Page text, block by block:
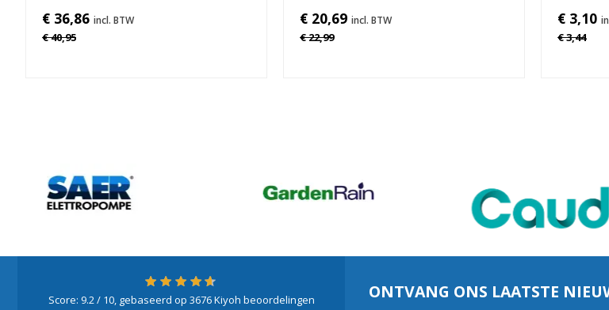
€ 36,86
€ 40,95
€ 20,69
€ 22,99
€ 3,10
€ 3,44
Score: 9.2/ 10, gebaseerd op 3676Kiyoh beoordelingen ONTVANG ONS LAATSTE